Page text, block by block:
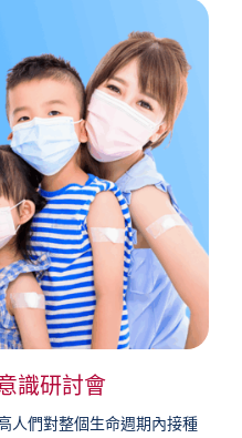
識研討會
人們對整個生命週期內接種